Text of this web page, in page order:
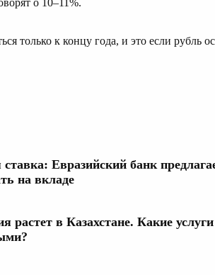
только к концу года, и это если рубль
Евразийский банк
на вкладе
растет в Казахстане. Какие